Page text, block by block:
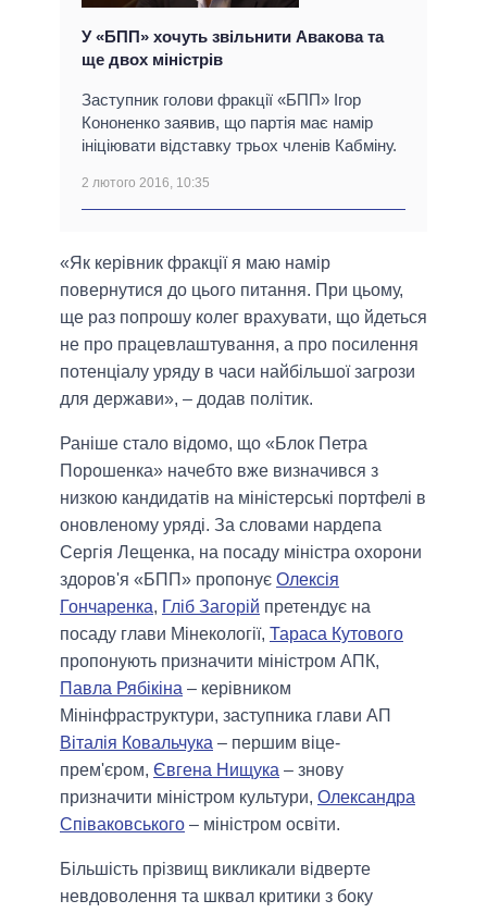
У «БПП» хочуть звільнити Авакова та
ще двох міністрів
Заступник голови фракції «БПП» Ігор
Кононенко заявив, що партія має намір
ініціювати відставку трьох членів Кабміну.
2 лютого 2016, 10:35
«Як керівник фракції я маю намір
повернутися до цього питання. При цьому,
ще раз попрошу колег врахувати, що йдеться
не про працевлаштування, а про посилення
потенціалу уряду в часи найбільшої загрози
для держави», – додав політик.
Раніше стало відомо, що «Блок Петра
Порошенка» начебто вже визначився з
низкою кандидатів на міністерські портфелі в
оновленому уряді. За словами нардепа
Сергія Лещенка, на посаду міністра охорони
здоров'я «БПП» пропонує Олексія
Гончаренка, Гліб Загорій претендує на
посаду глави Мінекології, Тараса Кутового
пропонують призначити міністром АПК,
Павла Рябікіна – керівником
Мінінфраструктури, заступника глави АП
Віталія Ковальчука – першим віце-
прем'єром, Євгена Нищука – знову
призначити міністром культури, Олександра
Співаковського – міністром освіти.
Більшість прізвищ викликали відверте
невдоволення та шквал критики з боку